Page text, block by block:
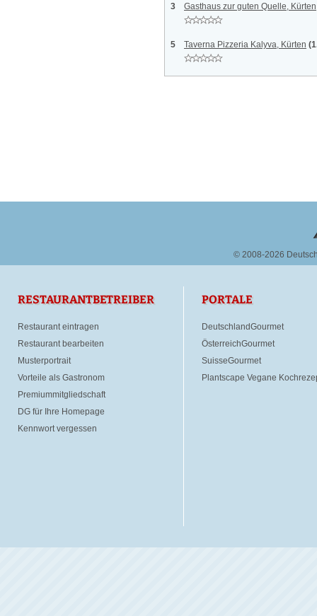
3 Gasthaus zur guten Quelle, Kürten
5 Taverna Pizzeria Kalyva, Kürten
© 2008-2026
RESTAURANTBETREIBER
Restaurant eintragen
Restaurant bearbeiten
Musterportrait
Vorteile als Gastronom
Premiummitgliedschaft
DG für Ihre Homepage
Kennwort vergessen
PORTALE
DeutschlandGourmet
ÖsterreichGourmet
SuisseGourmet
Plantscape Vegane